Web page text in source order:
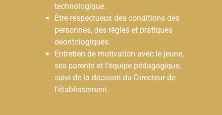
technologique.
Être respectueux des conditions des
personnes, des règles et pratiques
déontologiques.
Entretien de motivation avec le jeune,
ses parents et l’équipe pédagogique,
suivi de la décision du Directeur de
l’établissement.